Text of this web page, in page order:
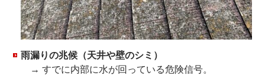
雨漏りの兆候（天井や壁のシミ）
→ すでに内部に水が回っている危険信号。